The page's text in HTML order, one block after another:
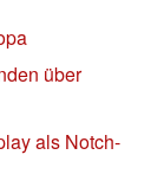
über
als Notch-